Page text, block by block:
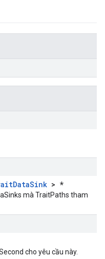
> *
mà TraitPaths tham
cho yêu cầu này.